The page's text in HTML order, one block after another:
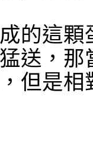
的這
送，
但是相